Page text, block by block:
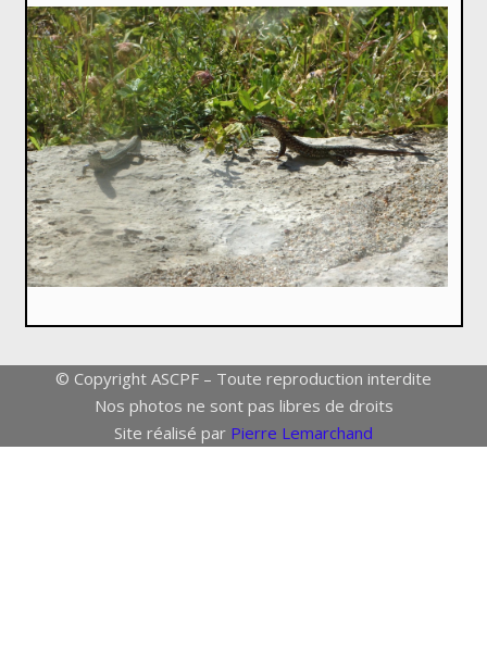
© Copyright ASCPF – Toute reproduction interdite
Nos photos ne sont pas libres de droits
Site réalisé par Pierre Lemarchand